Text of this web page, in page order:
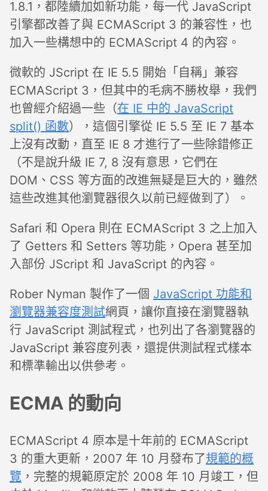
1.8.1，都陸續加如新功能，每一代 JavaScript
引擎都改善了與 ECMAScript 3 的兼容性，也
加入一些構想中的 ECMAScript 4 的內容。
微軟的 JScript 在 IE 5.5 開始「自稱」兼容
ECMAScript 3，但其中的毛病不勝枚舉，我們
也曾經介紹過一些（在 IE 中的 JavaScript
split() 函數），這個引擎從 IE 5.5 至 IE 7 基本
上沒有改動，直至 IE 8 才進行了一些除錯修正
（不是說升級 IE 7, 8 沒有意思，它們在
DOM、CSS 等方面的改進無疑是巨大的，雖然
這些改進其他瀏覽器很久以前已經做到了）。
Safari 和 Opera 則在 ECMAScript 3 之上加入
了 Getters 和 Setters 等功能，Opera 甚至加
入部份 JScript 和 JavaScript 的內容。
Rober Nyman 製作了一個 JavaScript 功能和
瀏覽器兼容度測試網頁，讓你直接在瀏覽器執
行 JavaScript 測試程式，也列出了各瀏覽器的
JavaScript 兼容度列表，還提供測試程式樣本
和標準輸出以供參考。
ECMA 的動向
ECMAScript 4 原本是十年前的 ECMAScript
3 的重大更新，2007 年 10 月發布了規範的概
覽 ，完整的規範原定於 2008 年 10 月竣工，但